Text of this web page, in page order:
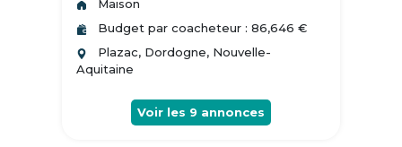
Maison
Budget par coacheteur : 86,646 €
Plazac, Dordogne, Nouvelle-
Aquitaine
Voir les 9 annonces